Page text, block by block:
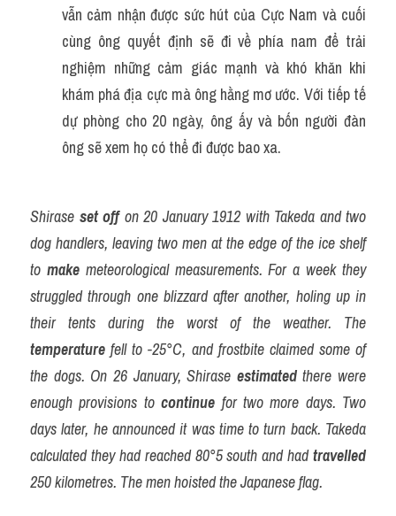
vẫn cảm nhận được sức hút của Cực Nam và cuối
cùng ông quyết định sẽ đi về phía nam để trải
nghiệm những cảm giác mạnh và khó khăn khi
khám phá địa cực mà ông hằng mơ ước. Với tiếp tế
dự phòng cho 20 ngày, ông ấy và bốn người đàn
ông sẽ xem họ có thể đi được bao xa.
Shirase set off on 20 January 1912 with Takeda and two
dog handlers, leaving two men at the edge of the ice shelf
to make meteorological measurements. For a week they
struggled through one blizzard after another, holing up in
temperature fell to -25°C, and frostbite claimed some of
the dogs. On 26 January, Shirase estimated there were
enough provisions to continue for two more days. Two
days later, he announced it was time to turn back. Takeda
calculated they had reached 80°5 south and had travelled
250 kilometres. The men hoisted the Japanese flag.